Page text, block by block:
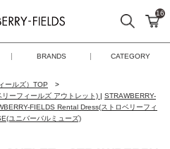
STRAWBERRY-FIELDS
検索 カ
16
BRANDS CATEGORY
ールズ）TOP
ーフィールズ アウトレット) | STRAWBERRY-
FIELDS Rental Dress(ストロベリーフィ
ユニバーバルミューズ)